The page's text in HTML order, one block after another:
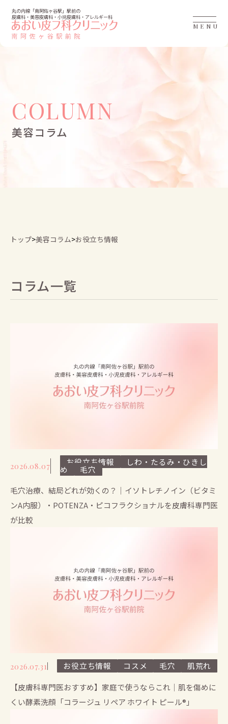
丸の内線「南阿佐ヶ谷駅」駅前の
皮膚科・美容皮膚科・小児皮膚科・アレルギー科
MENU
COLUMN
美容コラム
トップ>美容コラム>お役立ち情報
コラム一覧
2026.08.07 お役立ち情報 しわ・たるみ・ひきし
め
毛穴
毛穴治療、結局どれが効くの？｜イソトレチノイン（ビタミ
ンA内服）・POTENZA・ピコフラクショナルを皮膚科専門医
が比較
2026.07.31 お役立ち情報 コスメ 毛穴
肌荒れ
【皮膚科専門医おすすめ】家庭で使うならこれ｜肌を傷めに
くい酵素洗顔「コラージュ リペア ホワイト ピール®」